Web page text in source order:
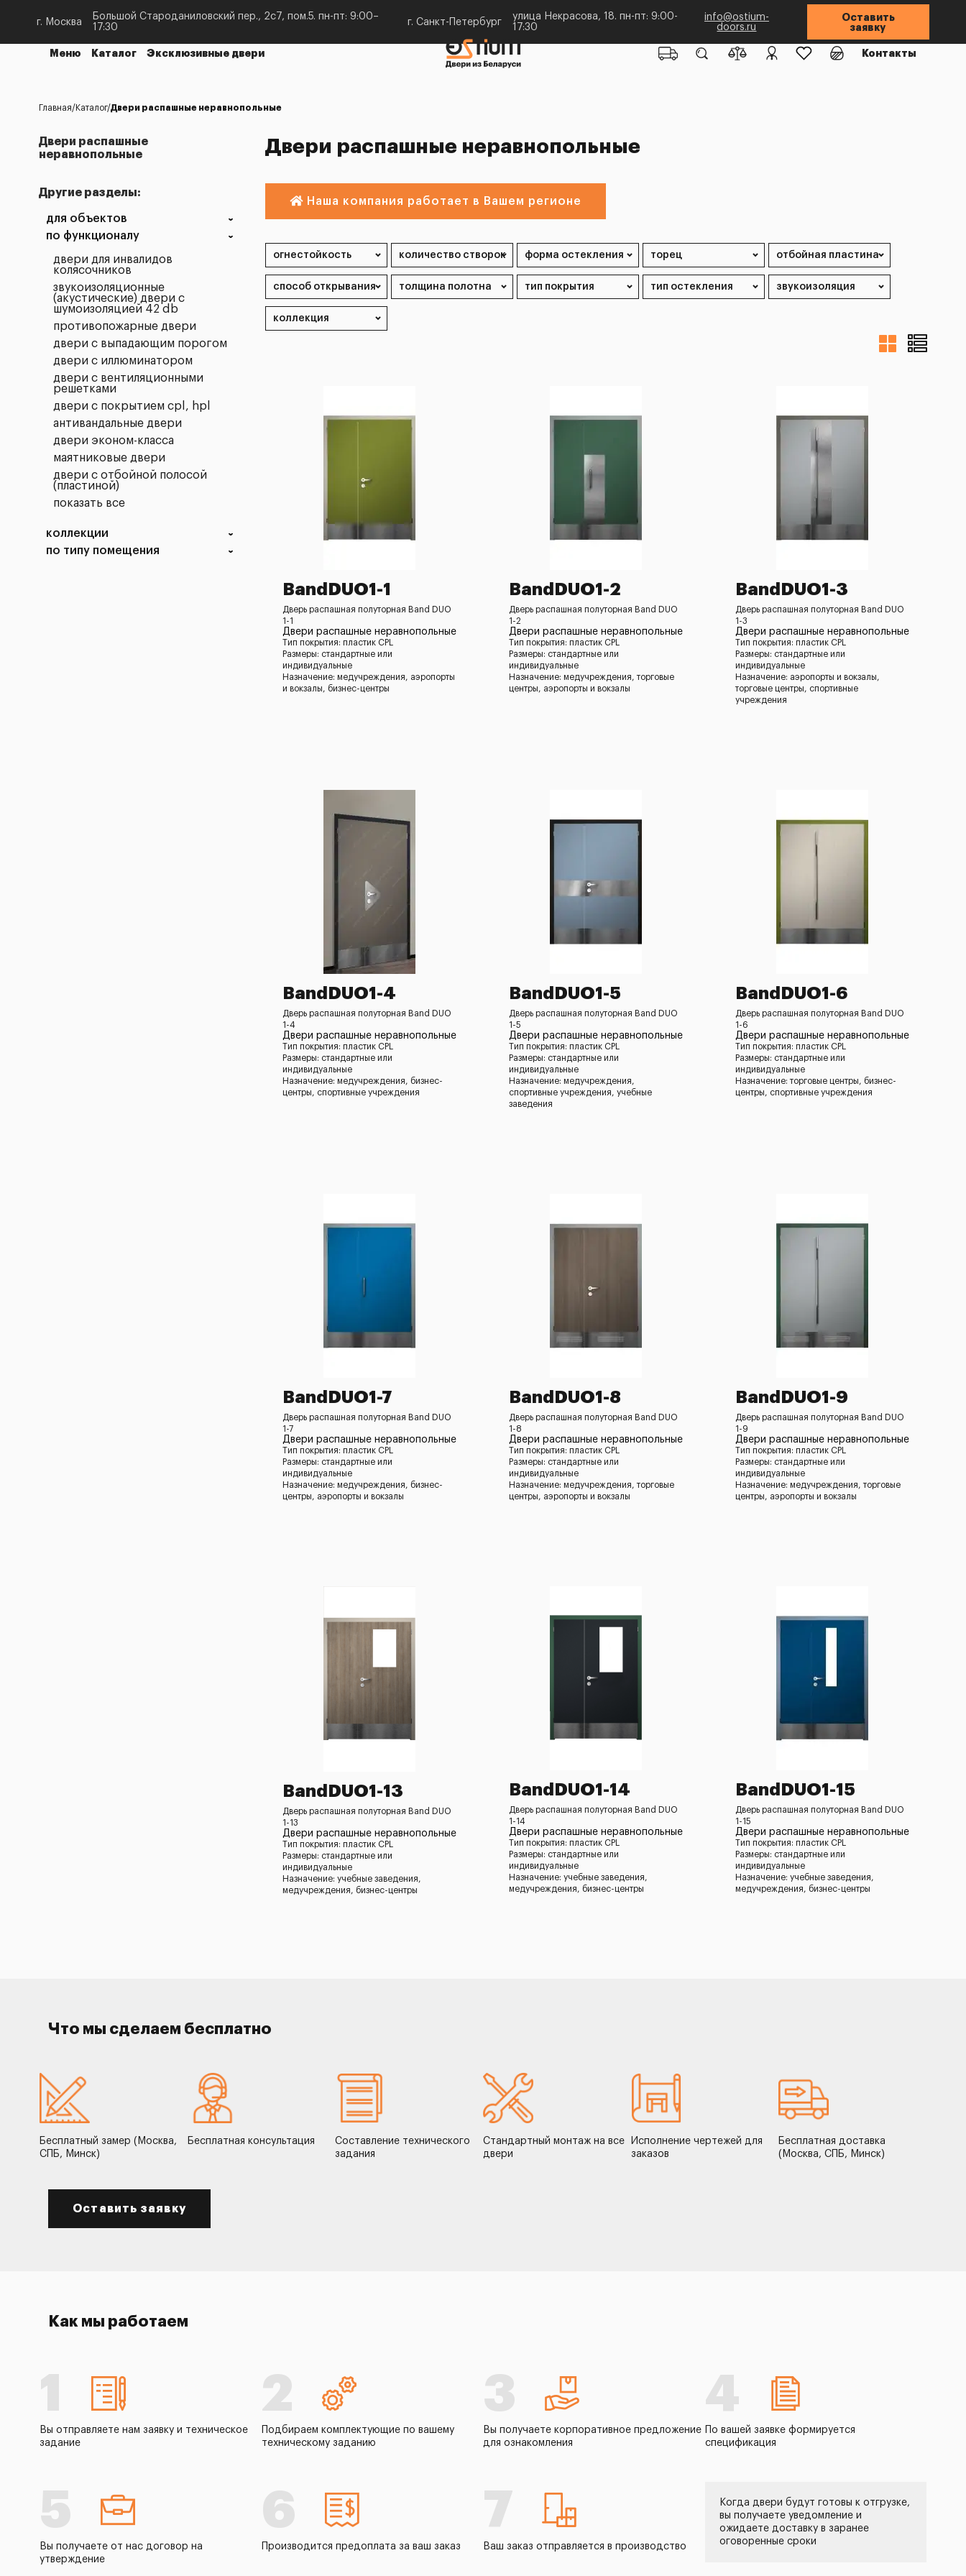
г. Москва
Большой Староданиловский пер., 2с7, пом.5. пн-пт: 9:00–
17:30
г. Санкт-Петербург
улица Некрасова, 18. пн-пт: 9:00-
17:30
info@ostium-
doors.ru
Оставить
заявку
Меню Каталог Эксклюзивные двери Контакты
Главная Каталог Двери распашные неравнопольные
Двери распашные
неравнопольные
Другие разделы:
для объектов
по функционалу
двери для инвалидов
колясочников
звукоизоляционные
(акустические) двери с
шумоизоляцией 42 db
противопожарные двери
двери с выпадающим порогом
двери с иллюминатором
двери с вентиляционными
решетками
двери с покрытием cpl, hpl
антивандальные двери
двери эконом-класса
маятниковые двери
двери с отбойной полосой
(пластиной)
показать все
коллекции
по типу помещения
Двери распашные неравнопольные
Наша компания работает в Вашем регионе
BandDUO1-1
Дверь распашная полуторная Band DUO
1-1
Двери распашные неравнопольные
Тип покрытия: пластик CPL
Размеры: стандартные или
индивидуальные
Назначение: медучреждения, аэропорты
и вокзалы, бизнес-центры
BandDUO1-2
Дверь распашная полуторная Band DUO
1-2
Двери распашные неравнопольные
Тип покрытия: пластик CPL
Размеры: стандартные или
индивидуальные
Назначение: медучреждения, торговые
центры, аэропорты и вокзалы
BandDUO1-3
Дверь распашная полуторная Band DUO
1-3
Двери распашные неравнопольные
Тип покрытия: пластик CPL
Размеры: стандартные или
индивидуальные
Назначение: аэропорты и вокзалы,
торговые центры, спортивные
учреждения
BandDUO1-4
Дверь распашная полуторная Band DUO
1-4
Двери распашные неравнопольные
Тип покрытия: пластик CPL
Размеры: стандартные или
индивидуальные
Назначение: медучреждения, бизнес-
центры, спортивные учреждения
BandDUO1-5
Дверь распашная полуторная Band DUO
1-5
Двери распашные неравнопольные
Тип покрытия: пластик CPL
Размеры: стандартные или
индивидуальные
Назначение: медучреждения,
спортивные учреждения, учебные
заведения
BandDUO1-6
Дверь распашная полуторная Band DUO
1-6
Двери распашные неравнопольные
Тип покрытия: пластик CPL
Размеры: стандартные или
индивидуальные
Назначение: торговые центры, бизнес-
центры, спортивные учреждения
BandDUO1-7
Дверь распашная полуторная Band DUO
1-7
Двери распашные неравнопольные
Тип покрытия: пластик CPL
Размеры: стандартные или
индивидуальные
Назначение: медучреждения, бизнес-
центры, аэропорты и вокзалы
BandDUO1-8
Дверь распашная полуторная Band DUO
1-8
Двери распашные неравнопольные
Тип покрытия: пластик CPL
Размеры: стандартные или
индивидуальные
Назначение: медучреждения, торговые
центры, аэропорты и вокзалы
BandDUO1-9
Дверь распашная полуторная Band DUO
1-9
Двери распашные неравнопольные
Тип покрытия: пластик CPL
Размеры: стандартные или
индивидуальные
Назначение: медучреждения, торговые
центры, аэропорты и вокзалы
BandDUO1-13
Дверь распашная полуторная Band DUO
1-13
Двери распашные неравнопольные
Тип покрытия: пластик CPL
Размеры: стандартные или
индивидуальные
Назначение: учебные заведения,
медучреждения, бизнес-центры
BandDUO1-14
Дверь распашная полуторная Band DUO
1-14
Двери распашные неравнопольные
Тип покрытия: пластик CPL
Размеры: стандартные или
индивидуальные
Назначение: учебные заведения,
медучреждения, бизнес-центры
BandDUO1-15
Дверь распашная полуторная Band DUO
1-15
Двери распашные неравнопольные
Тип покрытия: пластик CPL
Размеры: стандартные или
индивидуальные
Назначение: учебные заведения,
медучреждения, бизнес-центры
Что мы сделаем бесплатно
Бесплатный замер (Москва,
СПБ, Минск)
Бесплатная консультация
Составление технического
задания
Стандартный монтаж на все
двери
Исполнение чертежей для
заказов
Бесплатная доставка
(Москва, СПБ, Минск)
Оставить заявку
Как мы работаем
1
Вы отправляете нам заявку и техническое
задание
2
Подбираем комплектующие по вашему
техническому заданию
3
Вы получаете корпоративное предложение
для ознакомления
4
По вашей заявке формируется
спецификация
5
Вы получаете от нас договор на
утверждение
6
Производится предоплата за ваш заказ
7
Ваш заказ отправляется в производство
Когда двери будут готовы к отгрузке,
вы получаете уведомление и
ожидаете доставку в заранее
оговоренные сроки